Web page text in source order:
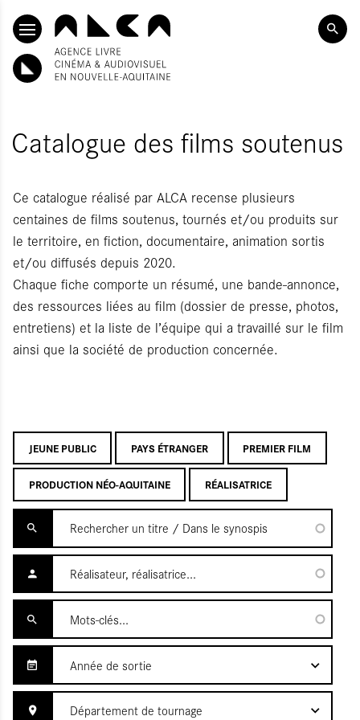
SKIP TO CONTENT
Catalogue des films soutenus
Ce catalogue réalisé par ALCA recense plusieurs
centaines de films soutenus, tournés et/ou produits sur
le territoire, en fiction, documentaire, animation sortis
et/ou diffusés depuis 2020.
Chaque fiche comporte un résumé, une bande-annonce,
des ressources liées au film (dossier de presse, photos,
entretiens) et la liste de l’équipe qui a travaillé sur le film
ainsi que la société de production concernée.
JEUNE PUBLIC PAYS ÉTRANGER PREMIER FILM
PRODUCTION NÉO-AQUITAINE RÉALISATRICE
Année de sortie
Département de tournage